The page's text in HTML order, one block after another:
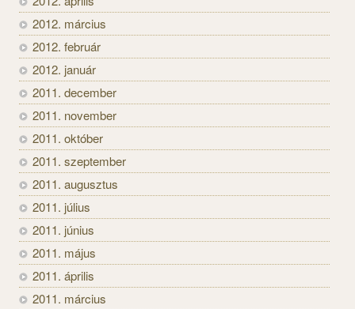
2012. március
2012. február
2012. január
2011. december
2011. november
2011. október
2011. szeptember
2011. augusztus
2011. július
2011. június
2011. május
2011. április
2011. március